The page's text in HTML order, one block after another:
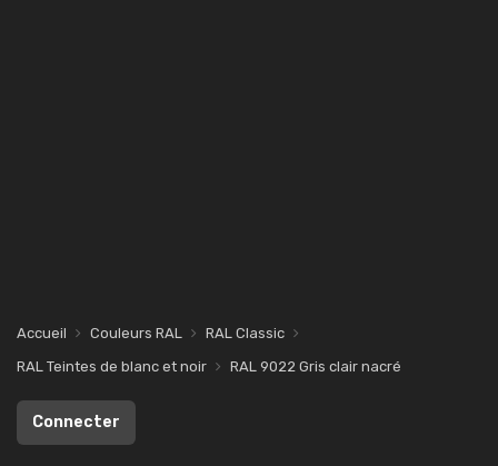
Accueil Couleurs RAL
RAL Classic
RAL Teintes de blanc et noir
RAL 9022 Gris clair nacré
Connecter